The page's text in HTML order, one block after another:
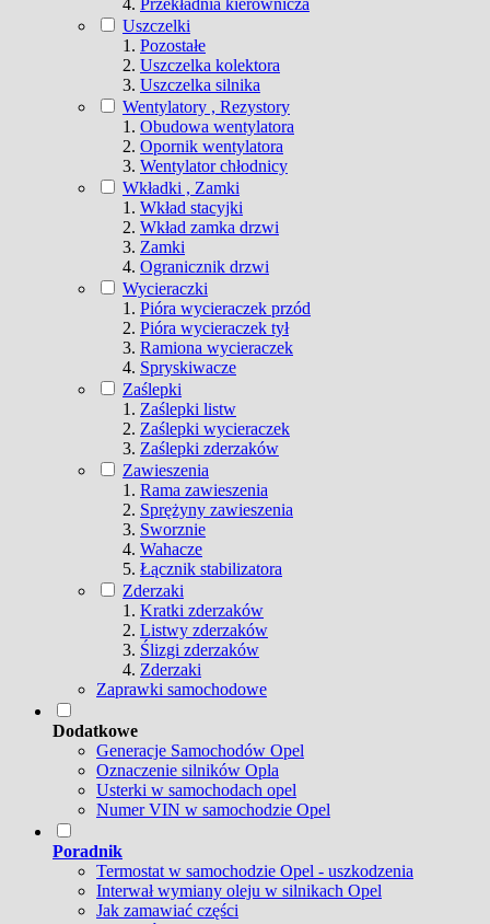
Przekładnia kierownicza
Uszczelki
Pozostałe
Uszczelka kolektora
Uszczelka silnika
Wentylatory , Rezystory
Obudowa wentylatora
Opornik wentylatora
Wentylator chłodnicy
Wkładki , Zamki
Wkład stacyjki
Wkład zamka drzwi
Zamki
Ogranicznik drzwi
Wycieraczki
Pióra wycieraczek przód
Pióra wycieraczek tył
Ramiona wycieraczek
Spryskiwacze
Zaślepki
Zaślepki listw
Zaślepki wycieraczek
Zaślepki zderzaków
Zawieszenia
Rama zawieszenia
Sprężyny zawieszenia
Sworznie
Wahacze
Łącznik stabilizatora
Zderzaki
Kratki zderzaków
Listwy zderzaków
Ślizgi zderzaków
Zderzaki
Zaprawki samochodowe
Dodatkowe
Generacje Samochodów Opel
Oznaczenie silników Opla
Usterki w samochodach opel
Numer VIN w samochodzie Opel
Poradnik
Termostat w samochodzie Opel - uszkodzenia
Interwał wymiany oleju w silnikach Opel
Jak zamawiać części